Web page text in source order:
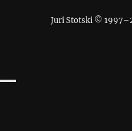
Juri Stotski © 1997–